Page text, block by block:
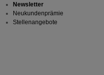
Newsletter
Neukundenprämie
Stellenangebote